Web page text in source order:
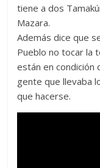
tiene a dos
Mazara.
Además dice que
Pueblo no tocar la
están en condición
gente que llevaba
que hacerse.